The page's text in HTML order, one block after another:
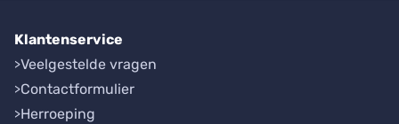
Klantenservice
Veelgestelde vragen
Contactformulier
Herroeping